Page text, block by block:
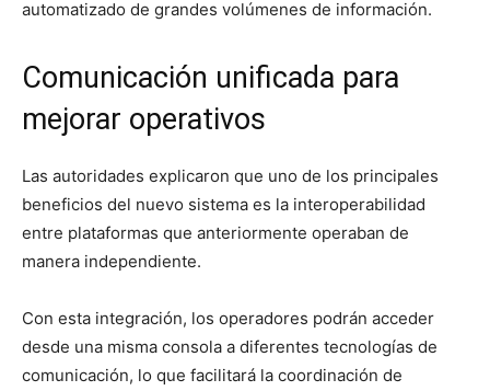
automatizado de grandes volúmenes de información.
Comunicación unificada para
mejorar operativos
Las autoridades explicaron que uno de los principales
beneficios del nuevo sistema es la interoperabilidad
entre plataformas que anteriormente operaban de
manera independiente.
Con esta integración, los operadores podrán acceder
desde una misma consola a diferentes tecnologías de
comunicación, lo que facilitará la coordinación de